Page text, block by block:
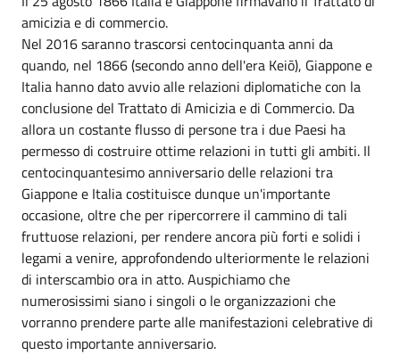
amicizia e di commercio.
Nel 2016 saranno trascorsi centocinquanta anni da
quando, nel 1866 (secondo anno dell'era Keiō), Giappone e
Italia hanno dato avvio alle relazioni diplomatiche con la
conclusione del Trattato di Amicizia e di Commercio. Da
allora un costante flusso di persone tra i due Paesi ha
permesso di costruire ottime relazioni in tutti gli ambiti. Il
centocinquantesimo anniversario delle relazioni tra
Giappone e Italia costituisce dunque un'importante
occasione, oltre che per ripercorrere il cammino di tali
fruttuose relazioni, per rendere ancora più forti e solidi i
legami a venire, approfondendo ulteriormente le relazioni
di interscambio ora in atto. Auspichiamo che
numerosissimi siano i singoli o le organizzazioni che
vorranno prendere parte alle manifestazioni celebrative di
questo importante anniversario.